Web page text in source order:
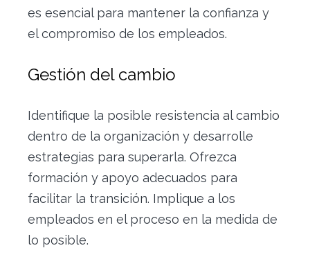
es esencial para mantener la confianza y
el compromiso de los empleados.
Gestión del cambio
Identifique la posible resistencia al cambio
dentro de la organización y desarrolle
estrategias para superarla. Ofrezca
formación y apoyo adecuados para
facilitar la transición. Implique a los
empleados en el proceso en la medida de
lo posible.